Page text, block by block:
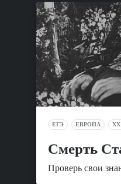
ЕГЭ ЕВРОПА
Смерть
Проверь свои